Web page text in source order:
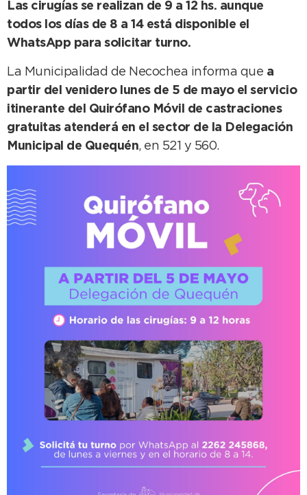
Las cirugías se realizan de 9 a 12 hs. aunque
todos los días de 8 a 14 está disponible el
WhatsApp para solicitar turno.
La Municipalidad de Necochea informa que a
partir del venidero lunes de 5 de mayo el servicio
itinerante del Quirófano Móvil de castraciones
gratuitas atenderá en el sector de la Delegación
Municipal de Quequén, en 521 y 560.